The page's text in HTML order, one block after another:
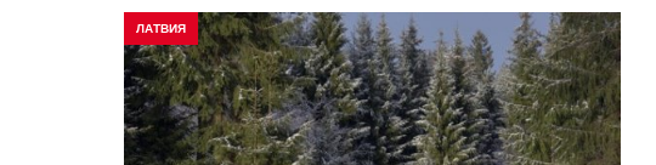
ЛАТВИЯ